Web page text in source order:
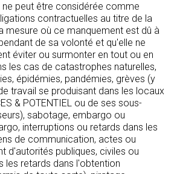
ne peut être considérée comme
contractuelles au titre de la
mesure où ce manquement est dû à
de sa volonté et qu'elle ne
éviter ou surmonter en tout ou en
les cas de catastrophes naturelles,
épidémies, pandémies, grèves (y
travail se produisant dans les locaux
& POTENTIEL ou de ses sous-
sabotage, embargo ou
interruptions ou retards dans les
de communication, actes ou
d'autorités publiques, civiles ou
les retards dans l'obtention